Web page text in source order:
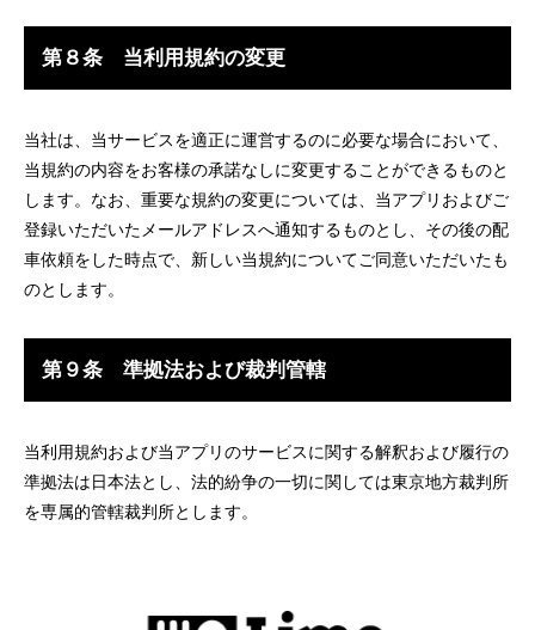
第８条 当利用規約の変更
当社は、当サービスを適正に運営するのに必要な場合において、
当規約の内容をお客様の承諾なしに変更することができるものと
します。なお、重要な規約の変更については、当アプリおよびご
登録いただいたメールアドレスへ通知するものとし、その後の配
車依頼をした時点で、新しい当規約についてご同意いただいたも
のとします。
第９条 準拠法および裁判管轄
当利用規約および当アプリのサービスに関する解釈および履行の
準拠法は日本法とし、法的紛争の一切に関しては東京地方裁判所
を専属的管轄裁判所とします。